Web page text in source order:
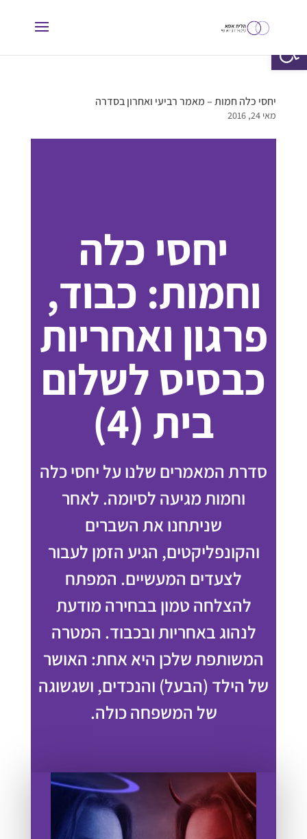
יחסי כלה חמות – מאמר רביעי ואחרון בסדרה
מאי 24, 2016
יחסי כלה
וחמות: כבוד,
פרגון ואחריות
כבסיס לשלום
בית (4)
סדרת המאמרים שלנו על יחסי כלה
וחמות מגיעה לסיומה. לאחר
שניתחנו את השברים
והקונפליקטים, הגיע הזמן לעבור
לצעדים המעשיים. המפתח
להצלחה טמון בבחירה מודעת
לנהוג באחריות ובכבוד. המטרה
המשותפת שלכן היא אחת: האושר
של הילד (הבעל) והנכדים, ושגשוגה
של המשפחה כולה.
פתח סרגל נגישות